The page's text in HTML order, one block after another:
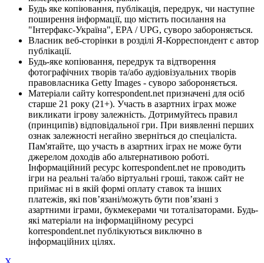
Будь яке копіювання, публікація, передрук, чи наступне
поширення інформації, що містить посилання на
"Інтерфакс-Україна", EPA / UPG, суворо забороняється.
Власник веб-сторінки в розділі Я-Корреспондент є автор
публікації.
Будь-яке копіювання, передрук та відтворення
фотографічних творів та/або аудіовізуальних творів
правовласника Getty Images - суворо забороняється.
Матеріали сайту korrespondent.net призначені для осіб
старше 21 року (21+). Участь в азартних іграх може
викликати ігрову залежність. Дотримуйтесь правил
(принципів) відповідальної гри. При виявленні перших
ознак залежності негайно зверніться до спеціаліста.
Пам'ятайте, що участь в азартних іграх не може бути
джерелом доходів або альтернативою роботі.
Інформаційний ресурс korrespondent.net не проводить
ігри на реальні та/або віртуальні гроші, також сайт не
приймає ні в якій формі оплату ставок та інших
платежів, які пов’язані/можуть бути пов’язані з
азартними іграми, букмекерами чи тоталізаторами. Будь-
які матеріали на інформаційному ресурсі
korrespondent.net публікуються виключно в
інформаційних цілях.